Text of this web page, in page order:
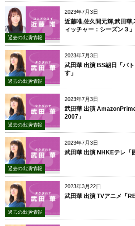
2023年7月3日
過去の出演情報
近藤唯,佐久間元輝,武田
ィッチャー：シーズン３
2023年7月3日
過去の出演情報
武田華 出演 BS朝日「バ
す」
2023年7月3日
過去の出演情報
武田華 出演
2007」
2023年7月3日
過去の出演情報
武田華 出演 NHKEテレ「
2023年3月22日
過去の出演情報
武田華 出演 TVアニメ「